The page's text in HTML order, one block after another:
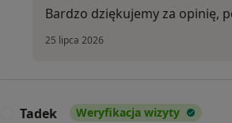
Bardzo dziękujemy za opinię,
25 lipca 2026
Tadek Weryfikacja wizyty